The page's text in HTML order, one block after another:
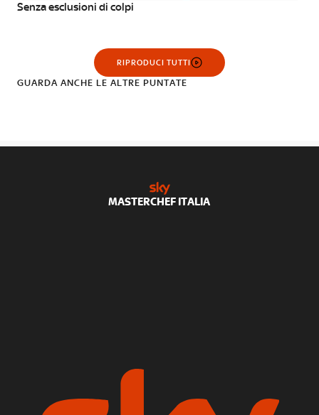
Senza esclusioni di colpi
RIPRODUCI TUTTI
GUARDA ANCHE LE ALTRE PUNTATE
MASTERCHEF ITALIA